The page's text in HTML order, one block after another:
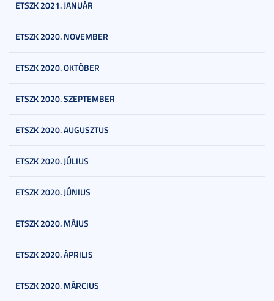
ETSZK 2021. JANUÁR
ETSZK 2020. NOVEMBER
ETSZK 2020. OKTÓBER
ETSZK 2020. SZEPTEMBER
ETSZK 2020. AUGUSZTUS
ETSZK 2020. JÚLIUS
ETSZK 2020. JÚNIUS
ETSZK 2020. MÁJUS
ETSZK 2020. ÁPRILIS
ETSZK 2020. MÁRCIUS